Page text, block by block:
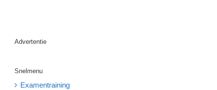
Advertentie
Snelmenu
Examentraining